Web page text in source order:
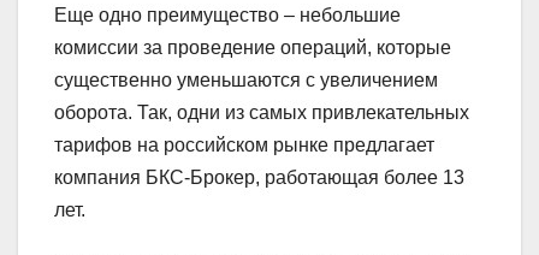
Еще одно преимущество – небольшие
комиссии за проведение операций, которые
существенно уменьшаются с увеличением
оборота. Так, одни из самых привлекательных
тарифов на российском рынке предлагает
компания БКС-Брокер, работающая более 13
лет.